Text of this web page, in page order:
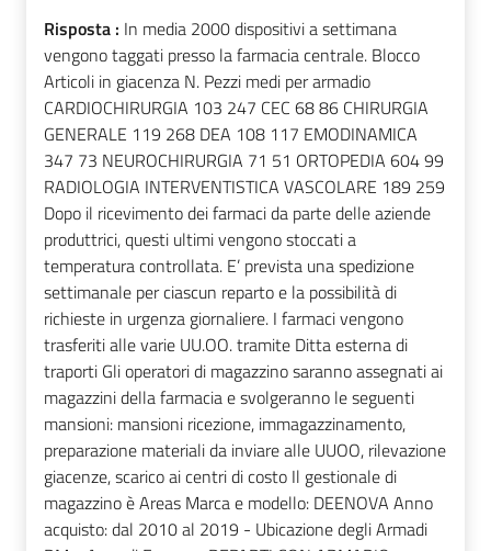
Risposta : In media 2000 dispositivi a settimana
vengono taggati presso la farmacia centrale. Blocco
Articoli in giacenza N. Pezzi medi per armadio
CARDIOCHIRURGIA 103 247 CEC 68 86 CHIRURGIA
GENERALE 119 268 DEA 108 117 EMODINAMICA
347 73 NEUROCHIRURGIA 71 51 ORTOPEDIA 604 99
RADIOLOGIA INTERVENTISTICA VASCOLARE 189 259
Dopo il ricevimento dei farmaci da parte delle aziende
produttrici, questi ultimi vengono stoccati a
temperatura controllata. E’ prevista una spedizione
settimanale per ciascun reparto e la possibilità di
richieste in urgenza giornaliere. I farmaci vengono
trasferiti alle varie UU.OO. tramite Ditta esterna di
traporti Gli operatori di magazzino saranno assegnati ai
magazzini della farmacia e svolgeranno le seguenti
mansioni: mansioni ricezione, immagazzinamento,
preparazione materiali da inviare alle UUOO, rilevazione
giacenze, scarico ai centri di costo Il gestionale di
magazzino è Areas Marca e modello: DEENOVA Anno
acquisto: dal 2010 al 2019 - Ubicazione degli Armadi